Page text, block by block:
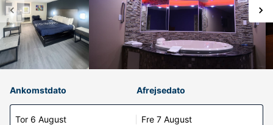
Ankomstdato
Tor 6 August
Afrejsedato
Fre 7 August